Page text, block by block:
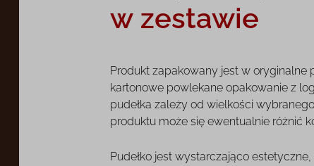
w zestawie
Produkt zapakowany jest w oryginalne
kartonowe powlekane opakowanie z
pudełka zależy od wielkości
produktu może się ewentualnie różnić
Pudełko jest wystarczająco